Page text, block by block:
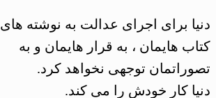
دنیا برای اجرای عدالت به نوشته های
کتاب هایمان ، به قرار هایمان و به
تصوراتمان توجهی نخواهد کرد.
دنیا کار خودش را می کند.